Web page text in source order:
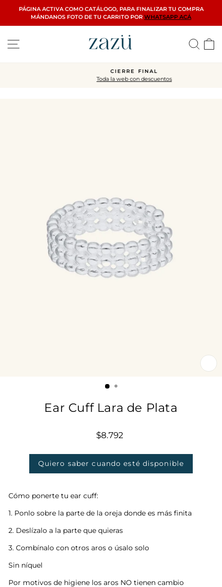
directamente
al
PÁGINA ACTIVA COMO CATÁLOGO, PARA FINALIZAR TU COMPRA
MÁNDANOS FOTO DE TU CARRITO POR WHATSAPP ACÁ
diapositivas
CIERRE FINAL
Toda la web con descuentos
Ear Cuff Lara de Plata
Precio
$8.792
Quiero saber cuando esté disponible
Cómo ponerte tu ear cuff:
1. Ponlo sobre la parte de la oreja donde es más finita
2. Deslízalo a la parte que quieras
3. Combínalo con otros aros o úsalo solo
Sin níquel
Por motivos de higiene los aros NO tienen cambio